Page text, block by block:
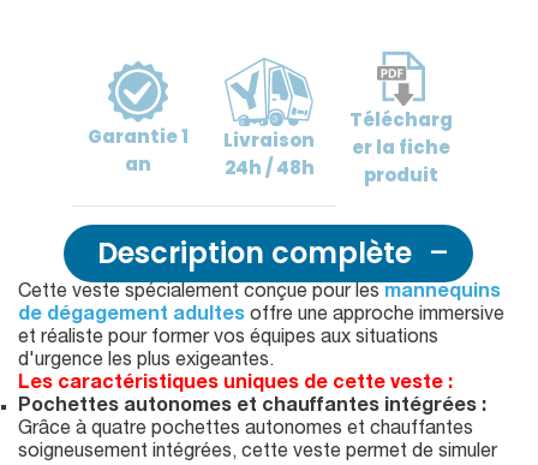
Garantie1
an
Livraison
24h / 48h
Télécharg
erla fiche
produit
Description complète
Cette veste spécialement conçue pour les mannequins
de dégagement adultes offre une approche immersive
et réaliste pour former vos équipes aux situations
d'urgence les plus exigeantes.
Les caractéristiques uniques de cette veste :
Pochettes autonomes et chauffantes intégrées :
Grâce à quatre pochettes autonomes et chauffantes
soigneusement intégrées, cette veste permet de simuler